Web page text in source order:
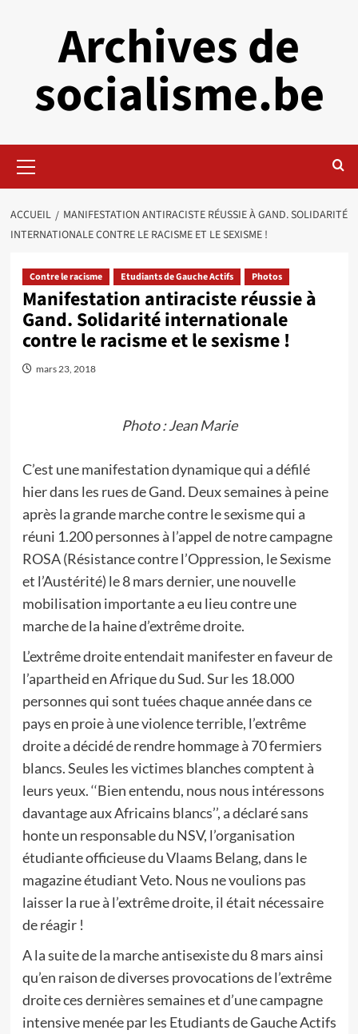
Archives de
socialisme.be
principal
ACCUEIL
MANIFESTATION ANTIRACISTE RÉUSSIE À GAND. SOLIDARITÉ
INTERNATIONALE CONTRE LE RACISME ET LE SEXISME !
Contre le racisme Etudiants de Gauche Actifs Photos
Manifestation antiraciste réussie à
Gand. Solidarité internationale
contre le racisme et le sexisme !
mars 23, 2018
Photo : Jean Marie
C’est une manifestation dynamique qui a défilé
hier dans les rues de Gand. Deux semaines à peine
après la grande marche contre le sexisme qui a
réuni 1.200 personnes à l’appel de notre campagne
ROSA (Résistance contre l’Oppression, le Sexisme
et l’Austérité) le 8 mars dernier, une nouvelle
mobilisation importante a eu lieu contre une
marche de la haine d’extrême droite.
L’extrême droite entendait manifester en faveur de
l’apartheid en Afrique du Sud. Sur les 18.000
personnes qui sont tuées chaque année dans ce
pays en proie à une violence terrible, l’extrême
droite a décidé de rendre hommage à 70 fermiers
blancs. Seules les victimes blanches comptent à
leurs yeux. ‘‘Bien entendu, nous nous intéressons
davantage aux Africains blancs’’, a déclaré sans
honte un responsable du NSV, l’organisation
étudiante officieuse du Vlaams Belang, dans le
magazine étudiant Veto. Nous ne voulions pas
laisser la rue à l’extrême droite, il était nécessaire
de réagir !
A la suite de la marche antisexiste du 8 mars ainsi
qu’en raison de diverses provocations de l’extrême
droite ces dernières semaines et d’une campagne
intensive menée par les Etudiants de Gauche Actifs